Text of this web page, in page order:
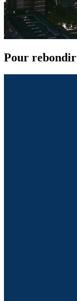
Pour rebondir